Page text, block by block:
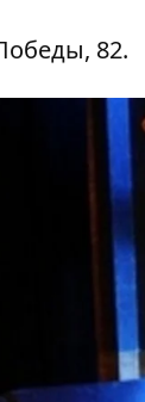
82.